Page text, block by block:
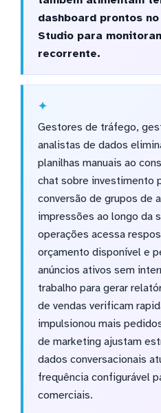
dashboard prontos
Studio para
recorrente.
Gestores de tráfego,
analistas de dados
planilhas manuais ao
chat sobre investimento
conversão de grupos de
impressões ao longo da
operações acessa
orçamento disponível e
anúncios ativos sem
trabalho para gerar
de vendas verificam
impulsionou mais
de marketing ajustam
dados conversacionais
frequência configurável
comerciais.